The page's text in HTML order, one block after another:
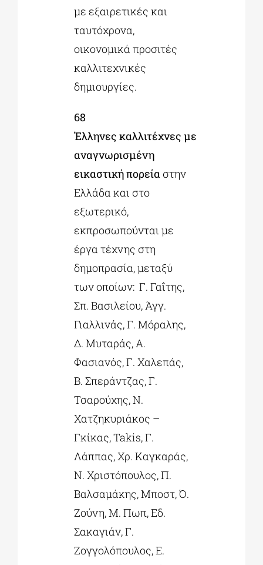
με εξαιρετικές και
ταυτόχρονα,
οικονομικά προσιτές
καλλιτεχνικές
δημιουργίες.
68
Έλληνες καλλιτέχνες με
αναγνωρισμένη
εικαστική πορεία στην
Ελλάδα και στο
εξωτερικό,
εκπροσωπούνται με
έργα τέχνης στη
δημοπρασία, μεταξύ
των οποίων: Γ. Γαΐτης,
Σπ. Βασιλείου, Άγγ.
Γιαλλινάς, Γ. Μόραλης,
Δ. Μυταράς, Α.
Φασιανός, Γ. Χαλεπάς,
Β. Σπεράντζας, Γ.
Τσαρούχης, Ν.
Χατζηκυριάκος –
Γκίκας, Takis, Γ.
Λάππας, Χρ. Καγκαράς,
Ν. Χριστόπουλος, Π.
Βαλσαμάκης, Μποστ, Ό.
Ζούνη, Μ. Πωπ, Εδ.
Σακαγιάν, Γ.
Ζογγολόπουλος, Ε.